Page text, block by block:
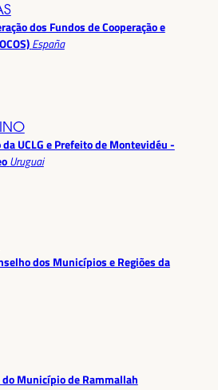
dos Fundos de Cooperação e
España
UCLG e Prefeito de Montevidéu -
Uruguai
dos Municípios e Regiões da
Município de Rammallah